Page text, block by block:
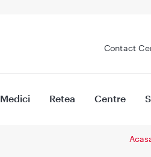
Contact
Medici Retea Centre